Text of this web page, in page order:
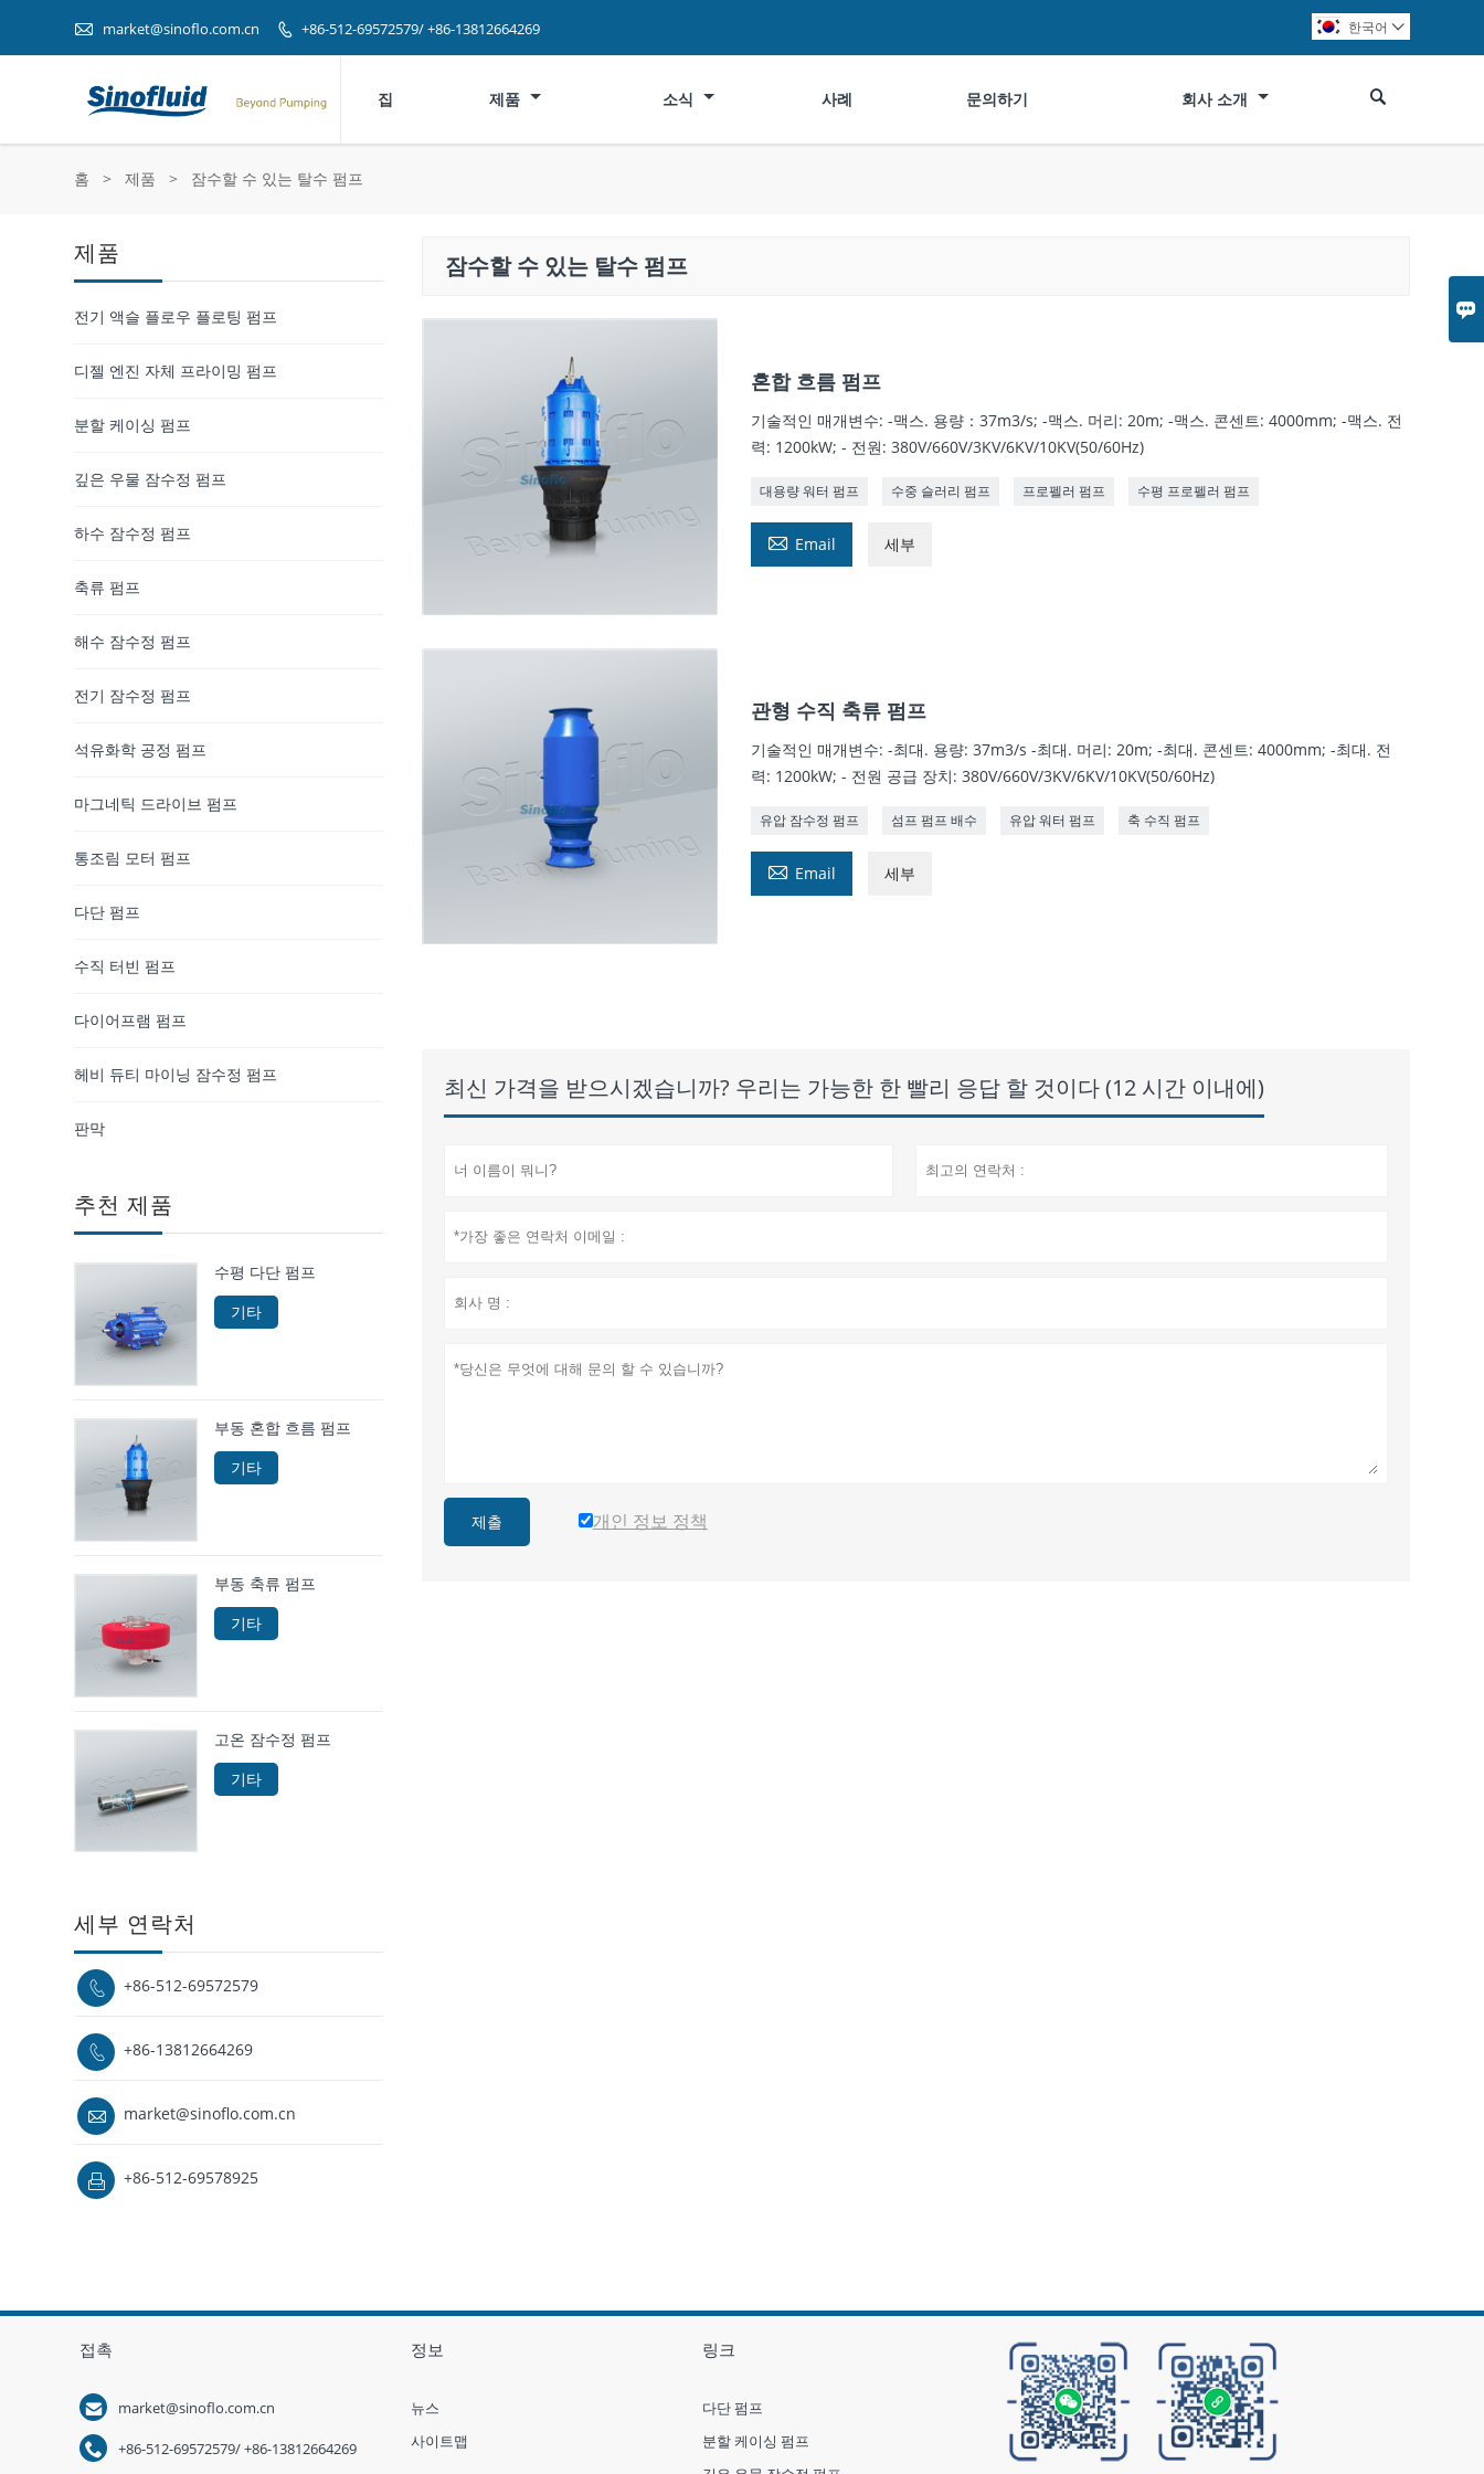

 market@sinoflo.com.cn  +86-512-69572579/ +86-13812664269 한국어 
집 제품 소식 사례 문의하기 회사 소개 
홈 > 제품 > 잠수할 수 있는 탈수 펌프
잠수할 수 있는 탈수 펌프
혼합 흐름 펌프
기술적인 매개변수: -맥스. 용량：37m3/s; -맥스. 머리: 20m; -맥스. 콘센트: 4000mm; -맥스. 전
력: 1200kW; - 전원: 380V/660V/3KV/6KV/10KV(50/60Hz)
대용량 워터 펌프 수중 슬러리 펌프 프로펠러 펌프 수평 프로펠러 펌프
 Email 세부
관형 수직 축류 펌프
기술적인 매개변수: -최대. 용량: 37m3/s -최대. 머리: 20m; -최대. 콘센트: 4000mm; -최대. 전
력: 1200kW; - 전원 공급 장치: 380V/660V/3KV/6KV/10KV(50/60Hz)
유압 잠수정 펌프 섬프 펌프 배수 유압 워터 펌프 축 수직 펌프
 Email 세부
최신 가격을 받으시겠습니까? 우리는 가능한 한 빨리 응답 할 것이다 (12 시간 이내에)
제출 개인 정보 정책
제품
전기 액슬 플로우 플로팅 펌프
디젤 엔진 자체 프라이밍 펌프
분할 케이싱 펌프
깊은 우물 잠수정 펌프
하수 잠수정 펌프
축류 펌프
해수 잠수정 펌프
전기 잠수정 펌프
석유화학 공정 펌프
마그네틱 드라이브 펌프
통조림 모터 펌프
다단 펌프
수직 터빈 펌프
다이어프램 펌프
헤비 듀티 마이닝 잠수정 펌프
판막
추천 제품
수평 다단 펌프
기타
부동 혼합 흐름 펌프
기타
부동 축류 펌프
기타
고온 잠수정 펌프
기타
세부 연락처
 +86-512-69572579
 +86-13812664269
 market@sinoflo.com.cn
 +86-512-69578925
접촉
 market@sinoflo.com.cn
 +86-512-69572579/ +86-13812664269
정보
뉴스
사이트맵
링크
다단 펌프
분할 케이싱 펌프